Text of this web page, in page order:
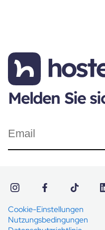
Melden Sie
Cookie-Einstellungen
Nutzungsbedingungen